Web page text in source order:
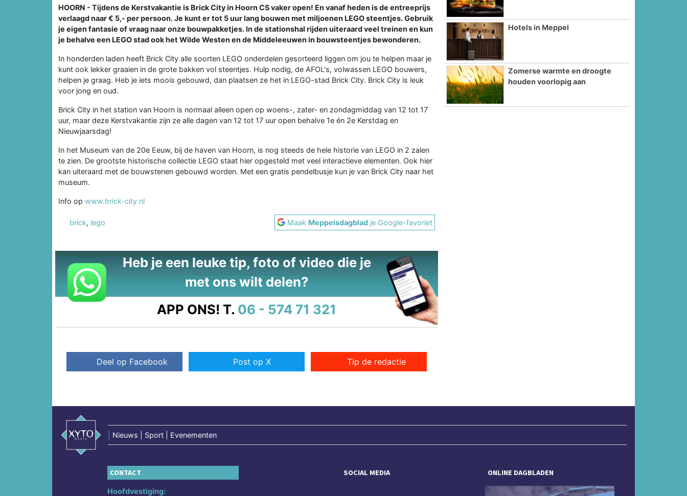
HOORN - Tijdens de Kerstvakantie is Brick City in Hoorn CS vaker open! En vanaf heden is de entreeprijs
verlaagd naar € 5,- per persoon. Je kunt er tot 5 uur lang bouwen met miljoenen LEGO steentjes. Gebruik
je eigen fantasie of vraag naar onze bouwpakketjes. In de stationshal rijden uiteraard veel treinen en kun
je behalve een LEGO stad ook het Wilde Westen en de Middeleeuwen in bouwsteentjes bewonderen.
In honderden laden heeft Brick City alle soorten LEGO onderdelen gesorteerd liggen om jou te helpen maar je
kunt ook lekker graaien in de grote bakken vol steentjes. Hulp nodig, de AFOL's, volwassen LEGO bouwers,
helpen je graag. Heb je iets moois gebouwd, dan plaatsen ze het in LEGO-stad Brick City. Brick City is leuk
voor jong en oud.
Brick City in het station van Hoorn is normaal alleen open op woens-, zater- en zondagmiddag van 12 tot 17
uur, maar deze Kerstvakantie zijn ze alle dagen van 12 tot 17 uur open behalve 1e én 2e Kerstdag en
Nieuwjaarsdag!
In het Museum van de 20e Eeuw, bij de haven van Hoorn, is nog steeds de hele historie van LEGO in 2 zalen
te zien. De grootste historische collectie LEGO staat hier opgesteld met veel interactieve elementen. Ook hier
kan uiteraard met de bouwstenen gebouwd worden. Met een gratis pendelbusje kun je van Brick City naar het
museum.
Info op www.brick-city.nl
brick, lego Maak Meppelsdagblad je Google-favoriet
Heb je een leuke tip, foto of video die je
met ons wilt delen?
APP ONS! T. 06 - 574 71 321
Deel op Facebook Post op X Tip de redactie
Hotels in Meppel
Zomerse warmte en droogte
houden voorlopig aan
Nieuws | Sport | Evenementen
CONTACT
Hoofdvestiging:
SOCIAL MEDIA ONLINE DAGBLADEN